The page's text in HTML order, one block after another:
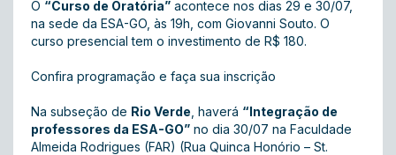
O “Curso de Oratória” acontece nos dias 29 e 30/07,
na sede da ESA-GO, às 19h, com Giovanni Souto. O
curso presencial tem o investimento de R$ 180.
Confira programação e faça sua inscrição
Na subseção de Rio Verde , haverá “Integração de
professores da ESA-GO” no dia 30/07 na Faculdade
Almeida Rodrigues (FAR) (Rua Quinca Honório – St.